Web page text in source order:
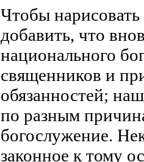
Чтобы
добавить, что
национального
священников и
обязанностей;
по разным
богослужение.
законное к тому